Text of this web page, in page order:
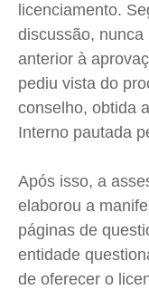
licenciamento.
discussão,
anterior à
pediu vista do
conselho, obtida
Interno pautada
Após isso, a
elaborou a
páginas de
entidade
de oferecer o